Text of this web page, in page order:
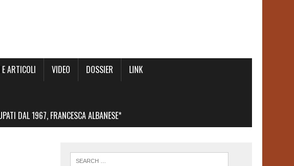
ARTICOLI VIDEO DOSSIER
LINK
DAL 1967, FRANCESCA ALBANESE*